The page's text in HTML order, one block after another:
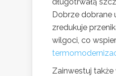
Dobrze dobrane
zredukuje
wilgoci, co
Zainwestuj